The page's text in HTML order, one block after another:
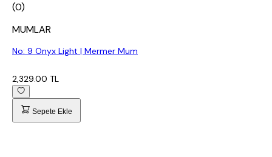
(0)
MUMLAR
No: 9 Onyx Light | Mermer Mum
2,329.00 TL
Sepete Ekle